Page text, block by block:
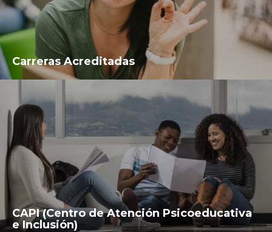
Carreras Acreditadas
CAPI (Centro de Atención Psicoeducativa
e Inclusión)